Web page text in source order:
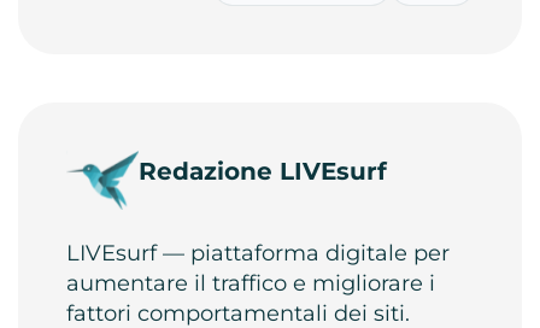
Redazione LIVEsurf
LIVEsurf — piattaforma digitale per
aumentare il traffico e migliorare i
fattori comportamentali dei siti.